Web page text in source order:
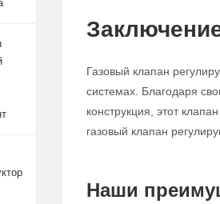
Газовый клапан
системах. Благодаря
конструкция, этот
газовый клапан
Наши